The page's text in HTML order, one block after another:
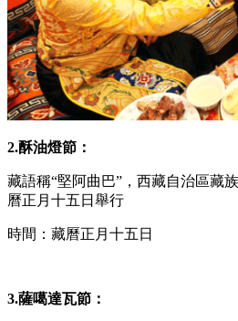
2.酥油燈節：
藏語稱“堅阿曲巴”，西藏自治區藏
曆正月十五日舉行
時間：藏曆正月十五日
3.薩噶達瓦節：